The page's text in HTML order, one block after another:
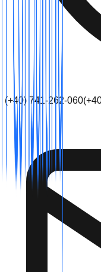
(+40) 741-262-060